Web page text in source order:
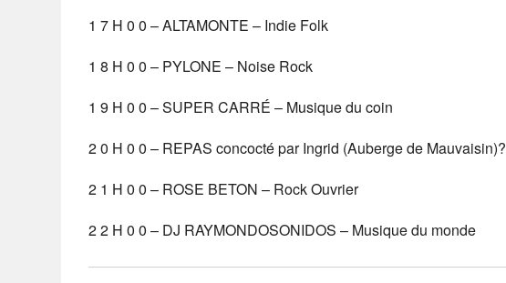
1 7 H 0 0 – ALTAMONTE – Indie Folk
1 8 H 0 0 – PYLONE – Noise Rock
1 9 H 0 0 – SUPER CARRÉ – Musique du coin
2 0 H 0 0 – REPAS concocté par Ingrid (Auberge de Mauvaisin)?
2 1 H 0 0 – ROSE BETON – Rock Ouvrier
2 2 H 0 0 – DJ RAYMONDOSONIDOS – Musique du monde